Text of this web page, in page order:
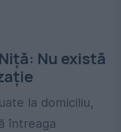
Nu există
la domiciliu,
întreaga